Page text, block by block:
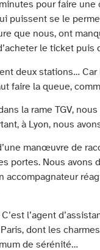
pour faire
puissent se le
que nous, ont
le ticket puis
deux stations…
faire la queue,
la rame TGV,
à Lyon, nous
manœuvre de
portes. Nous avons
accompagnateur
l’agent
dont les
de sérénité…